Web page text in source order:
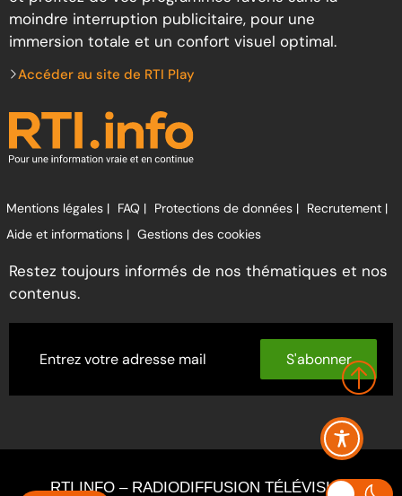
moindre interruption publicitaire, pour une
immersion totale et un confort visuel optimal.
Accéder au site de RTI Play
Mentions légales | FAQ | Protections de données | Recrutement |
Aide et informations | Gestions des cookies
Restez toujours informés de nos thématiques et nos
contenus.
S'abonner
RTI INFO – RADIODIFFUSION TÉLÉVISION